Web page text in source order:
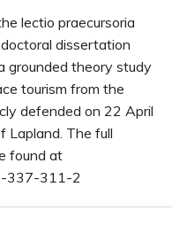
lectio praecursoria
dissertation
grounded theory study
tourism from the
defended on 22 April
Lapland. The full
found at
337-311-2